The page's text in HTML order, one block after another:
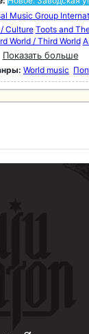
Music Group
Culture Toots and
World / Third World
Показать больше
World music Поп